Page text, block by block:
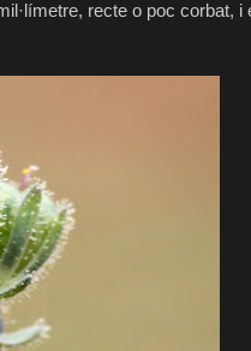
recte o poc corbat, i